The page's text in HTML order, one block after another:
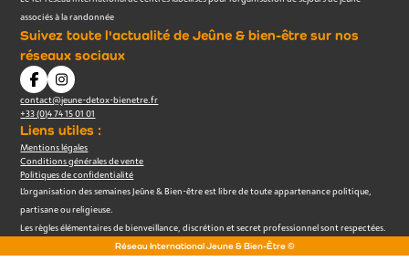
associés à la randonnée
Suivez toute l'actualité de Jeûne & bien-être sur nos
réseaux sociaux
contact@jeune-detox-bienetre.fr
+33 (0)4 74 15 01 01
Liens utiles :
Mentions légales
Conditions générales de vente
Politiques de confidentialité
L’organisation des semaines Jeûne & Bien-être est libre de toute appartenance politique,
partisane ou religieuse.
Les règles élémentaires de bienveillance, discrétion et secret professionnel sont respectées.
Réseau International Jeune & Bien-Être ©